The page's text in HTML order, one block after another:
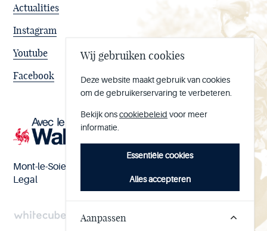
Mont-le-Soie nº BE 0473.065.733
Legal
Facebook
Youtube
Instagram
Actualities
Handcrafted
Wij gebruiken cookies
Deze website maakt gebruik van cookies
om de gebruikerservaring te verbeteren.
Bekijk onscookiebeleid voor meer
informatie.
Essentiële cookies
Alles accepteren
Aanpassen